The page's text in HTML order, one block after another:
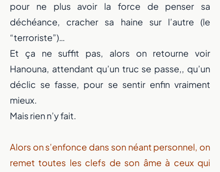
pour ne plus avoir la force de penser sa
déchéance, cracher sa haine sur l’autre (le
“terroriste”)…
Et ça ne suffit pas, alors on retourne voir
Hanouna, attendant qu’un truc se passe,, qu’un
déclic se fasse, pour se sentir enfin vraiment
mieux.
Mais rien n’y fait.
Alors on s’enfonce dans son néant personnel, on
remet toutes les clefs de son âme à ceux qui